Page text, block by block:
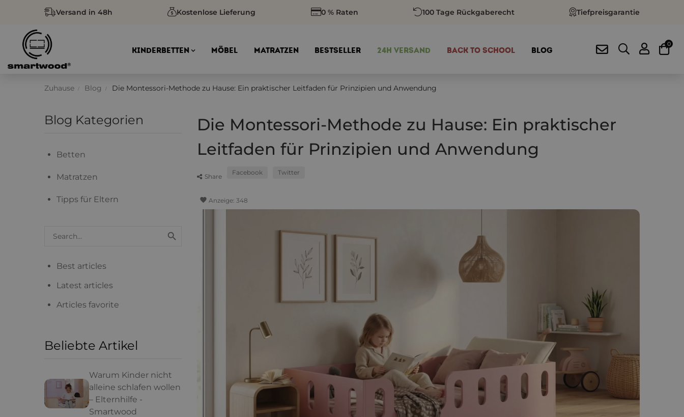
Versand in 48h Kostenlose Lieferung 0 % Raten 100 Tage Rückgaberecht Tiefpreisgarantie
KINDERBETTEN MÖBEL MATRATZEN BESTSELLER 24H VERSAND BACK TO SCHOOL BLOG
0
Zuhause Blog Die Montessori-Methode zu Hause: Ein praktischer Leitfaden für Prinzipien und Anwendung
Blog Kategorien
Betten
Matratzen
Tipps für Eltern
Search

Best articles
Latest articles
Articles favorite
Beliebte Artikel
Warum Kinder nicht
alleine schlafen wollen
– Elternhilfe -
Smartwood
Die Montessori-Methode zu Hause: Ein praktischer
Leitfaden für Prinzipien und Anwendung
Share
Facebook Twitter
favorite Anzeige: 348